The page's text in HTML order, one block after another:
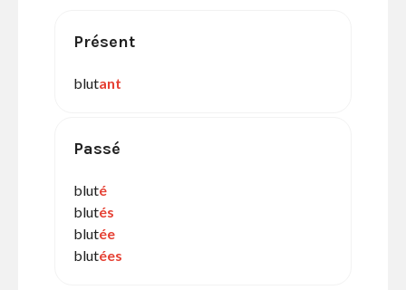
Présent
blutant
Passé
bluté
blutés
blutée
blutées